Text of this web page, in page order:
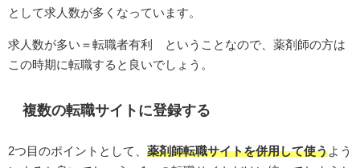
として求人数が多くなっています。
求人数が多い＝転職者有利 ということなので、薬剤師の方は
この時期に転職すると良いでしょう。
複数の転職サイトに登録する
2つ目のポイントとして、 薬剤師転職サイトを併用して使う よう